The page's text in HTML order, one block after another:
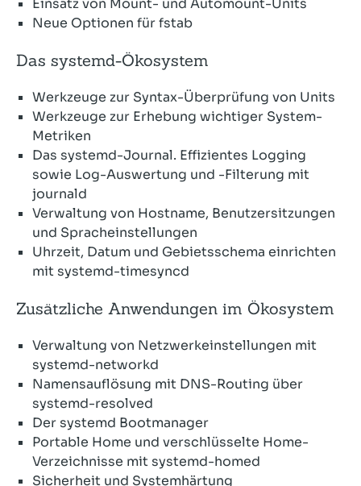
Neue Optionen für fstab
Das systemd-Ökosystem
Werkzeuge zur Syntax-Überprüfung von Units
Werkzeuge zur Erhebung wichtiger System-
Metriken
Das systemd-Journal. Effizientes Logging
sowie Log-Auswertung und -Filterung mit
journald
Verwaltung von Hostname, Benutzersitzungen
und Spracheinstellungen
Uhrzeit, Datum und Gebietsschema einrichten
mit systemd-timesyncd
Zusätzliche Anwendungen im Ökosystem
Verwaltung von Netzwerkeinstellungen mit
systemd-networkd
Namensauflösung mit DNS-Routing über
systemd-resolved
Der systemd Bootmanager
Portable Home und verschlüsselte Home-
Verzeichnisse mit systemd-homed
Sicherheit und Systemhärtung